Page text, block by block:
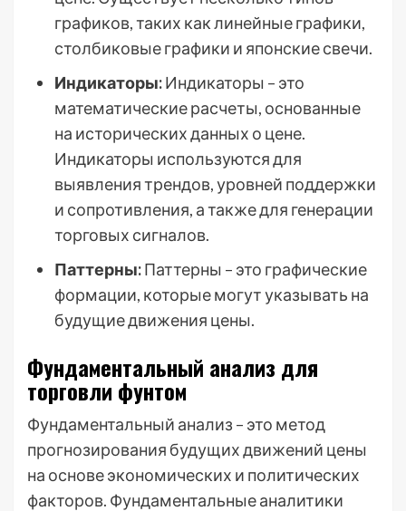
графиков, таких как линейные графики,
столбиковые графики и японские свечи.
Индикаторы:Индикаторы – это
математические расчеты, основанные
на исторических данных о цене.
Индикаторы используются для
выявления трендов, уровней поддержки
и сопротивления, а также для генерации
торговых сигналов.
Паттерны:Паттерны – это графические
формации, которые могут указывать на
будущие движения цены.
Фундаментальный анализ для
торговли фунтом
Фундаментальный анализ – это метод
прогнозирования будущих движений цены
на основе экономических и политических
факторов. Фундаментальные аналитики